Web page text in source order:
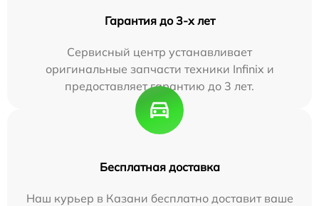
Гарантия до 3-х лет
Сервисный центр устанавливает
оригинальные запчасти техники Infinix и
предоставляет гарантию до 3 лет.
Бесплатная доставка
Наш курьер в Казани бесплатно доставит ваше